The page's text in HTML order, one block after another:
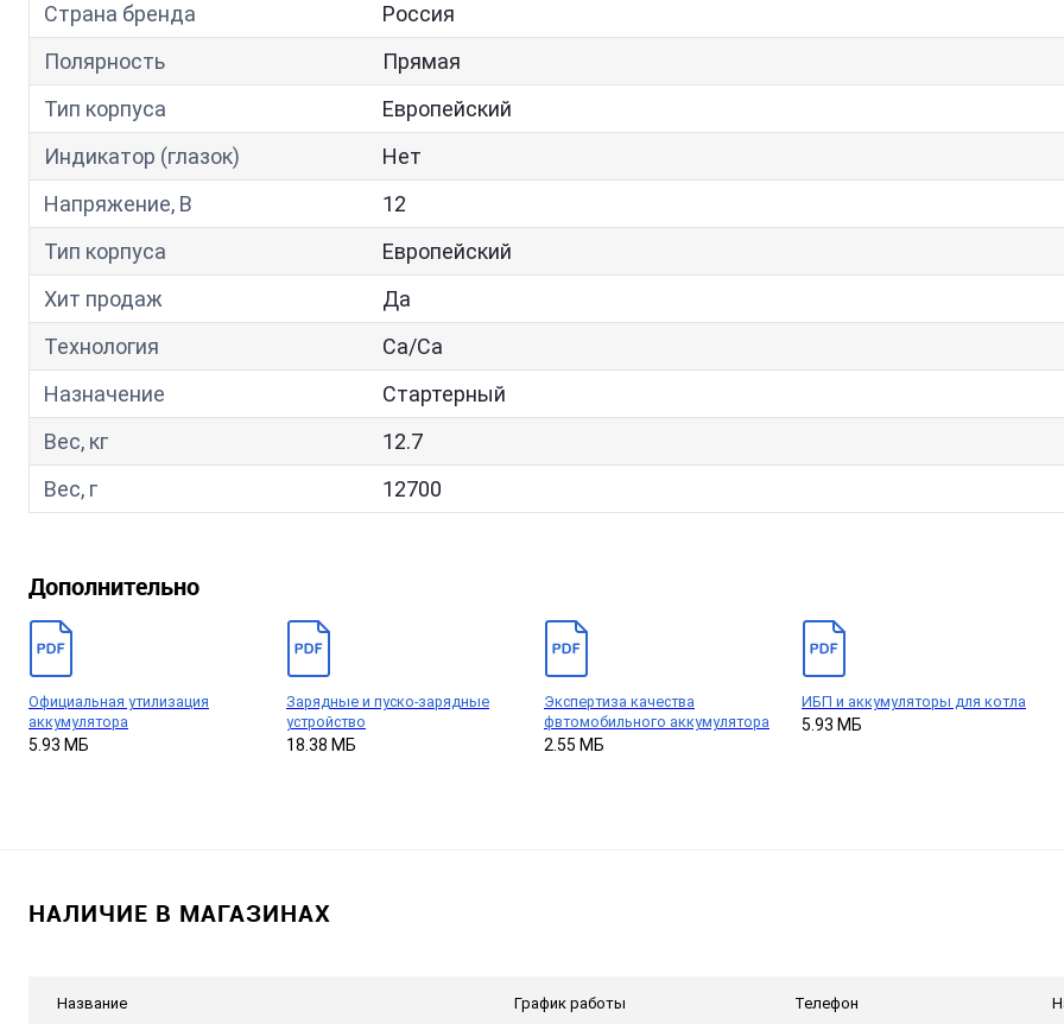
Страна бренда
Россия
Полярность
Прямая
Тип корпуса
Европейский
Индикатор (глазок)
Нет
Напряжение, В
12
Тип корпуса
Европейский
Хит продаж
Да
Технология
Са/Са
Назначение
Стартерный
Вес, кг
12.7
Вес, г
12700
Дополнительно
Официальная утилизация
аккумулятора
5.93 МБ
Зарядные и пуско-зарядные
устройство
18.38 МБ
Экспертиза качества
фвтомобильного аккумулятора
2.55 МБ
ИБП и аккумуляторы для котла
5.93 МБ
НАЛИЧИЕ В МАГАЗИНАХ
Название График работы Телефон